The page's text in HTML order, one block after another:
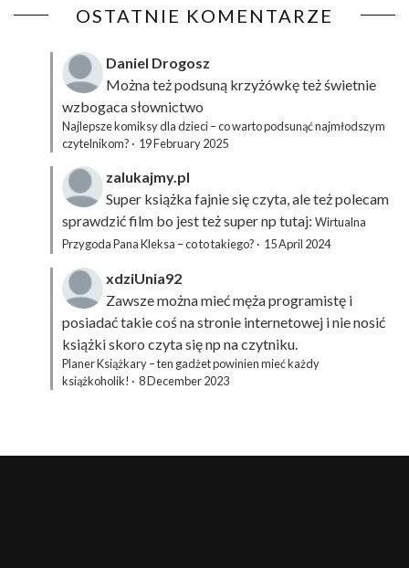
OSTATNIE KOMENTARZE
Daniel Drogosz
Można też podsuną krzyżówkęteż świetnie
wzbogaca słownictwo
Najlepsze komiksy dla dzieci – co warto podsunąć najmłodszym
czytelnikom? · 19 February 2025
zalukajmy.pl
Super książka fajnie się czyta, ale też polecam
sprawdzić film bo jest też super np tutaj: Wirtualna
Przygoda Pana Kleksa – co to takiego? · 15 April 2024
xdziUnia92
Zawsze można mieć męża programistę i
posiadać takie coś na stronie internetowej i nie nosić
książki skoro czyta się np na czytniku.
Planer Książkary – ten gadżet powinien mieć każdy
książkoholik! · 8 December 2023